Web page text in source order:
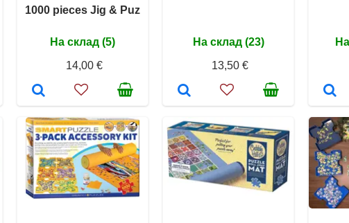
1000 pieces Jig & Puz
На склад (5)
14,00 €
На склад (23)
13,50 €